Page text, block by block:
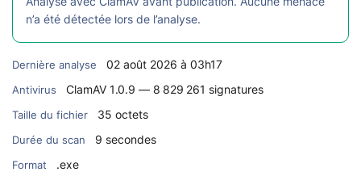
Analysé avec ClamAV avant publication. Aucune menace
n’a été détectée lors de l’analyse.
Dernière analyse 02 août 2026 à 03h17
Antivirus ClamAV 1.0.9 — 8 829 261 signatures
Taille du fichier 35 octets
Durée du scan 9 secondes
Format .exe